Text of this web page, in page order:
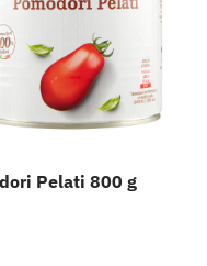
Pelati 800 g